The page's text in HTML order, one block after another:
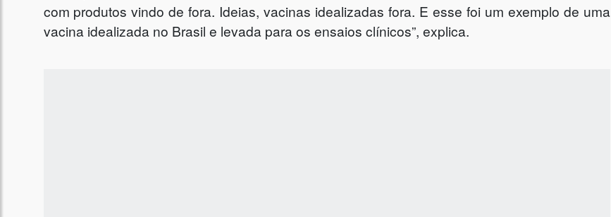
com produtos vindo de fora. Ideias, vacinas idealizadas fora. E esse foi um exemplo de uma
vacina idealizada no Brasil e levada para os ensaios clínicos”, explica.